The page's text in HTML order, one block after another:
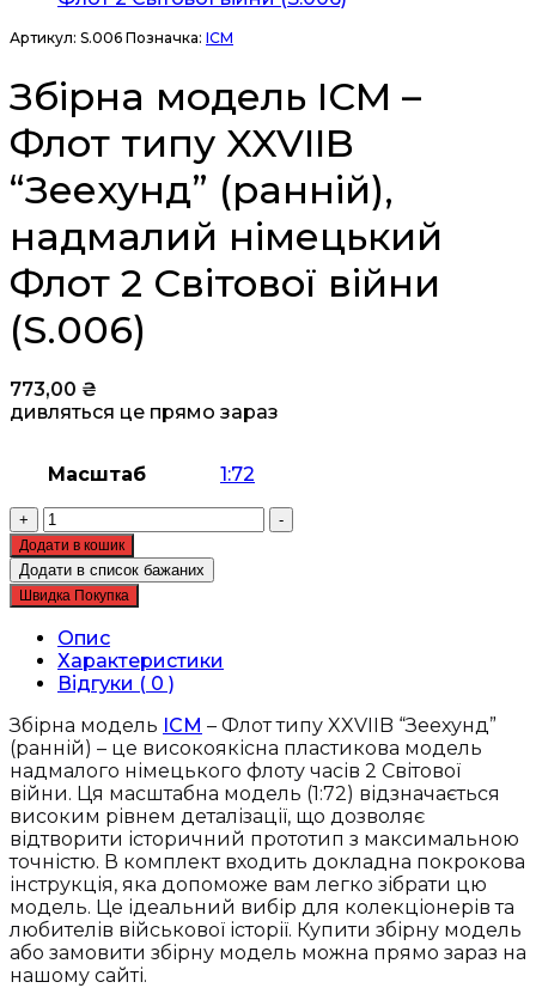
Артикул: S.006 Позначка: ICM
Збірна модель ICM –
Флот типу XXVIIB
“Зеехунд” (ранній),
надмалий німецький
Флот 2 Світової війни
(S.006)
773,00 ₴
дивляться це прямо зараз
Масштаб 1:72
+
Збірна
модель
ICM
-
Флот
типу
XXVIIB
“Зеехунд”
(ранній),
надмалий
німецький
Флот
2
Світової
війни
(S.006)
кількість
-
Додати в кошик
Додати в список бажаних
Швидка Покупка
Опис
Характеристики
Відгуки ( 0 )
Збірна модель ICM – Флот типу XXVIIB “Зеехунд”
(ранній) – це високоякісна пластикова модель
надмалого німецького флоту часів 2 Світової
війни. Ця масштабна модель (1:72) відзначається
високим рівнем деталізації, що дозволяє
відтворити історичний прототип з максимальною
точністю. В комплект входить докладна покрокова
інструкція, яка допоможе вам легко зібрати цю
модель. Це ідеальний вибір для колекціонерів та
любителів військової історії. Купити збірну модель
або замовити збірну модель можна прямо зараз на
нашому сайті.